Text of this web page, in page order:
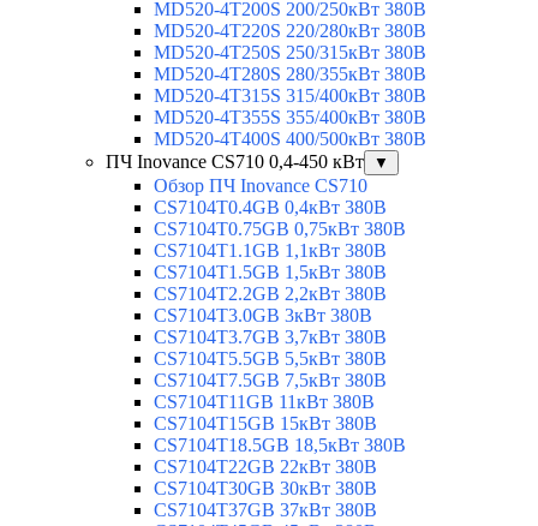
MD520-4T200S 200/250кВт 380В
MD520-4T220S 220/280кВт 380В
MD520-4T250S 250/315кВт 380В
MD520-4T280S 280/355кВт 380В
MD520-4T315S 315/400кВт 380В
MD520-4T355S 355/400кВт 380В
MD520-4T400S 400/500кВт 380В
ПЧ Inovance CS710 0,4-450 кВт
▼
Обзор ПЧ Inovance CS710
CS7104T0.4GB 0,4кВт 380В
CS7104T0.75GB 0,75кВт 380В
CS7104T1.1GB 1,1кВт 380В
CS7104T1.5GB 1,5кВт 380В
CS7104T2.2GB 2,2кВт 380В
CS7104T3.0GB 3кВт 380В
CS7104T3.7GB 3,7кВт 380В
CS7104T5.5GB 5,5кВт 380В
CS7104T7.5GB 7,5кВт 380В
CS7104T11GB 11кВт 380В
CS7104T15GB 15кВт 380В
CS7104T18.5GB 18,5кВт 380В
CS7104T22GB 22кВт 380В
CS7104T30GB 30кВт 380В
CS7104T37GB 37кВт 380В